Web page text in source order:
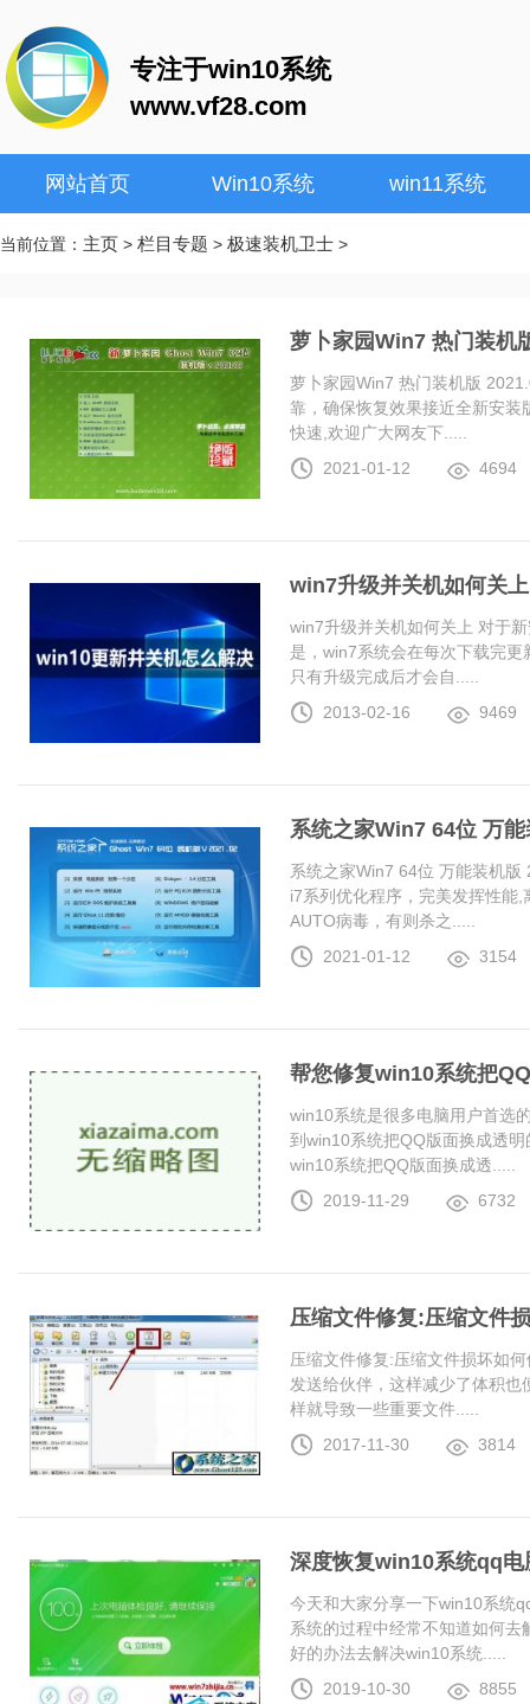
专注于win10系统
www.vf28.com
网站首页 Win10系统 win11系统
当前位置： 主页 > 栏目专题 > 极速装机卫士 >
萝卜家园Win7 热门装机
萝卜家园Win7 热门装机版
靠，确保恢复效果接近全新安
快速,欢迎广大网友下.....
2021-01-12
4694
win7升级并关机如何关上
win7升级并关机如何关上 对于
是，win7系统会在每次下载完
只有升级完成后才会自.....
2013-02-16
9469
系统之家Win7 64位 万
系统之家Win7 64位 万能装机
i7系列优化程序，完美发挥性能
AUTO病毒，有则杀之.....
2021-01-12
3154
帮您修复win10系统把
win10系统是很多电脑用户首选
到win10系统把QQ版面换成透
win10系统把QQ版面换成透.....
2019-11-29
6732
压缩文件修复:压缩文件
压缩文件修复:压缩文件损坏如
发送给伙伴，这样减少了体积
样就导致一些重要文件.....
2017-11-30
3814
深度恢复win10系统qq
今天和大家分享一下win10系统
系统的过程中经常不知道如何
好的办法去解决win10系统.....
2019-10-30
8855